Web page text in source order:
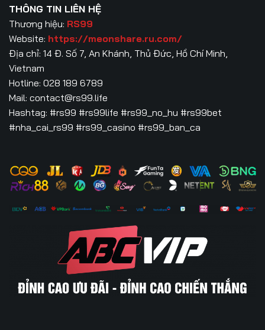
THÔNG TIN LIÊN HỆ
Thương hiệu: RS99
Website: https://meonshare.ru.com/
Địa chỉ: 14 Đ. Số 7, An Khánh, Thủ Đức, Hồ Chí Minh,
Vietnam
Hotline: 028 189 6789
Mail: contact@rs99.life
Hashtag: #rs99 #rs99life #rs99_no_hu #rs99bet
#nha_cai_rs99 #rs99_casino #rs99_ban_ca